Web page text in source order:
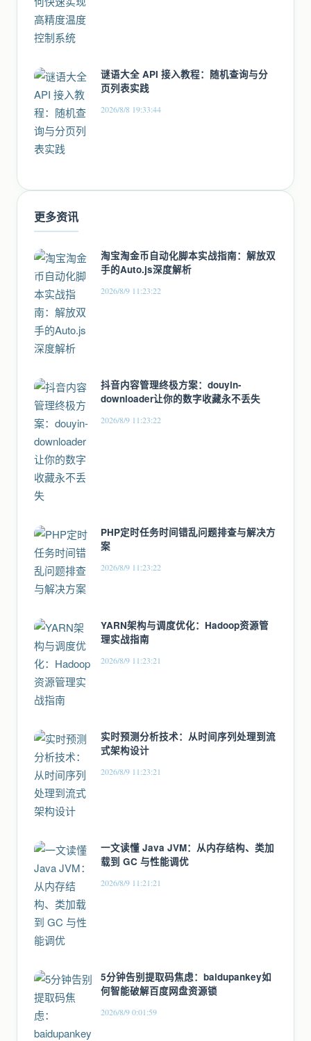
谜语大全 API 接入教程：随机查询与分
页列表实践
2026/8/8 19:33:44
更多资讯
淘宝淘金币自动化脚本实战指南：解放双
手的Auto.js深度解析
2026/8/9 11:23:22
抖音内容管理终极方案：douyin-
downloader让你的数字收藏永不丢失
2026/8/9 11:23:22
PHP定时任务时间错乱问题排查与解决方
案
2026/8/9 11:23:22
YARN架构与调度优化：Hadoop资源管
理实战指南
2026/8/9 11:23:21
实时预测分析技术：从时间序列处理到流
式架构设计
2026/8/9 11:23:21
一文读懂 Java JVM：从内存结构、类加
载到 GC 与性能调优
2026/8/9 11:21:21
5分钟告别提取码焦虑：baidupankey如
何智能破解百度网盘资源锁
2026/8/9 0:01:59